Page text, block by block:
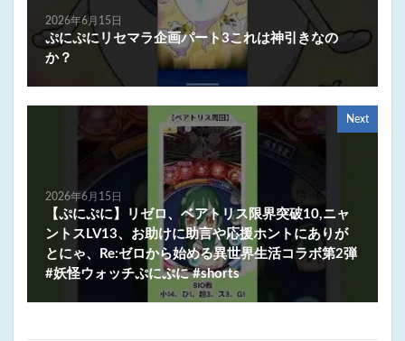
2026年6月15日
ぷにぷにリセマラ企画パート3これは神引きなの
か？
Next
2026年6月15日
【ぷにぷに】リゼロ、ベアトリス限界突破10,ニャ
ントスLV13、お助けに助言や応援ホントにありが
とにゃ、Re:ゼロから始める異世界生活コラボ第2弾
#妖怪ウォッチぷにぷに #shorts